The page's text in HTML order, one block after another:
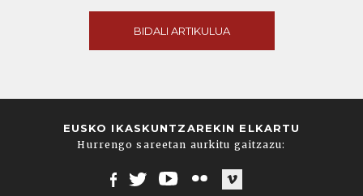
BIDALI ARTIKULUA
EUSKO IKASKUNTZAREKIN ELKARTU
Hurrengo sareetan aurkitu gaitzazu: